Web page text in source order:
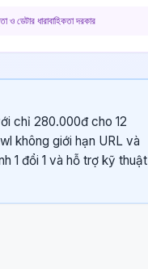
ও ডেটার ধারাবাহিকতা দরকার
chỉ 280.000đ cho 12
không giới hạn URL và
1 đổi 1 và hỗ trợ kỹ thuật